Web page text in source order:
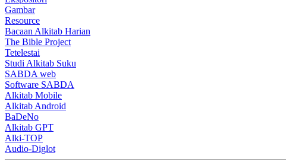
Gambar
Resource
Bacaan Alkitab Harian
The Bible Project
Tetelestai
Studi Alkitab Suku
SABDA web
Software SABDA
Alkitab Mobile
Alkitab Android
BaDeNo
Alkitab GPT
Alki-TOP
Audio-Diglot